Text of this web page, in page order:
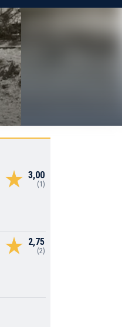
3,00
(1)
2,75
(2)